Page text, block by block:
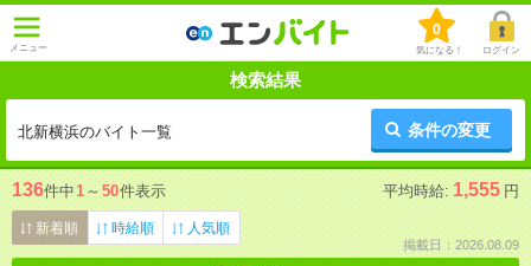
メニュー
0
気になる！ ログイン
検索結果
北新横浜のバイト一覧 条件の変更
136件中1 ～ 50件表示 平均時給: 1,555 円
新着順 時給順 人気順
掲載日：2026.08.09